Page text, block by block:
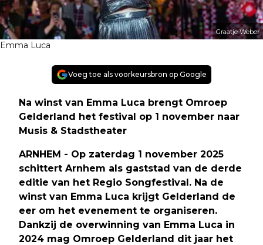
Graatje Weber
Emma Luca
Voeg toe als voorkeursbron op Google
Na winst van Emma Luca brengt Omroep
Gelderland het festival op 1 november naar
Musis & Stadstheater
ARNHEM - Op zaterdag 1 november 2025
schittert Arnhem als gaststad van de derde
editie van het Regio Songfestival. Na de
winst van Emma Luca krijgt Gelderland de
eer om het evenement te organiseren.
Dankzij de overwinning van Emma Luca in
2024 mag Omroep Gelderland dit jaar het